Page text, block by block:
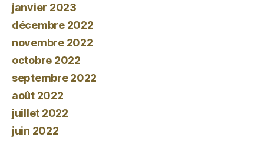
janvier 2023
décembre 2022
novembre 2022
octobre 2022
septembre 2022
août 2022
juillet 2022
juin 2022